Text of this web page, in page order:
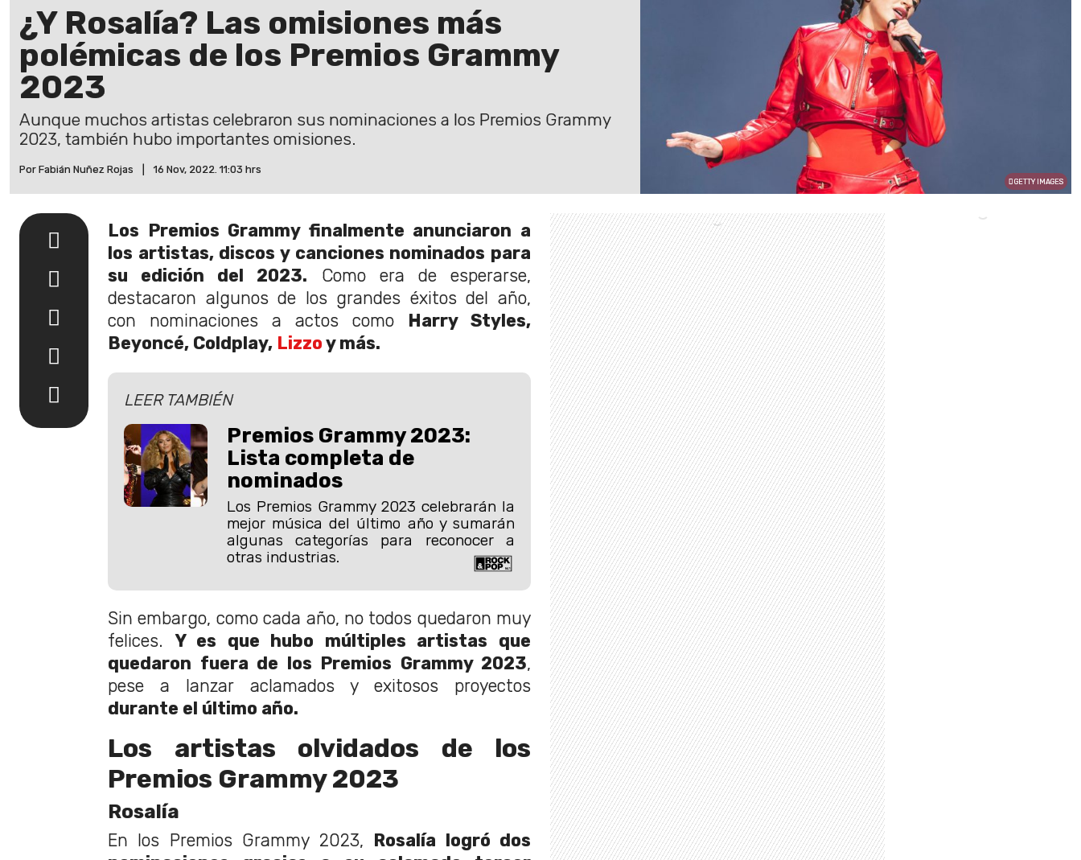
¿Y Rosalía? Las omisiones más
polémicas de los Premios Grammy
2023
Aunque muchos artistas celebraron sus nominaciones a los Premios Grammy
2023, también hubo importantes omisiones.
Por Fabián Nuñez Rojas 16 Nov, 2022. 11:03 hrs
GETTY IMAGES
Los Premios Grammy finalmente anunciaron a
los artistas, discos y canciones nominados para
su edición del 2023. Como era de esperarse,
destacaron algunos de los grandes éxitos del año,
con nominaciones a actos como Harry Styles,
Beyoncé, Coldplay, Lizzo y más.
LEER TAMBIÉN
Premios Grammy 2023:
Lista completa de
nominados
Los Premios Grammy 2023 celebrarán la
mejor música del último año y sumarán
algunas categorías para reconocer a
otras industrias.
Sin embargo, como cada año, no todos quedaron muy
felices.Y es que hubo múltiples artistas que
quedaron fuera de los Premios Grammy 2023,
pese a lanzar aclamados y exitosos proyectos
durante el último año.
Los artistas olvidados de los
Premios Grammy 2023
Rosalía
En los Premios Grammy 2023, Rosalía logró dos